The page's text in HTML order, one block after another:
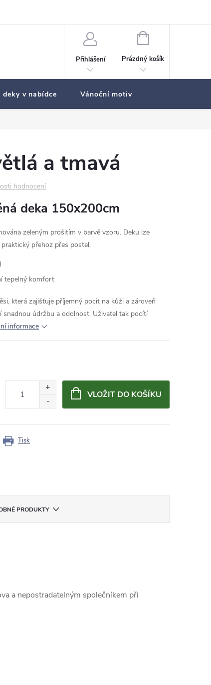
Přihlášení
NÁKUPNÍ
Prázdný košík
deky v nabídce Vánoční motiv
a tmavá
hodnocení
deka 150x200cm
zeleným prošitím v barvě vzoru. Deku lze
přehoz přes postel.
tepelný komfort
která zajišťuje příjemný pocit na kůži a zároveň
snadnou údržbu a odolnost. Uživatel tak pocítí
informace
VLOŽIT DO KOŠÍKU
Tisk
PRODUKTY
a nepostradatelným společníkem při